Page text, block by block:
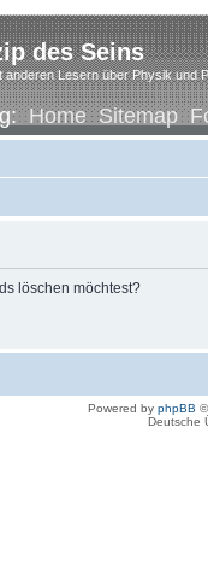
des Seins
anderen Lesern über Physik und
Home Sitemap
löschen möchtest?
Powered by phpBB
Deutsche